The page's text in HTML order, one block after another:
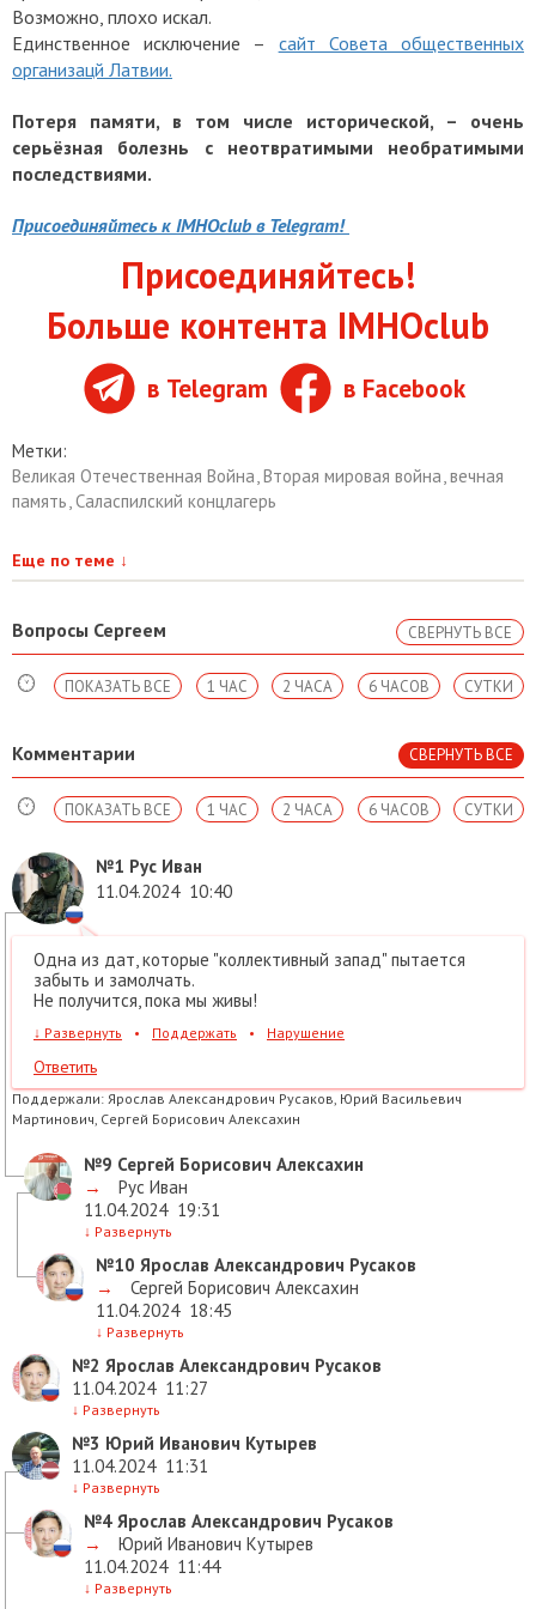
Возможно, плохо искал.
Единственное исключение – сайт Совета общественных
организацй Латвии.
Потеря памяти, в том числе исторической, – очень
серьёзная болезнь с неотвратимыми необратимыми
последствиями.
Присоединяйтесь к IMHOclub в Telegram!
Присоединяйтесь!
Больше контента IMHOclub
в Telegram в Facebook
Метки:
Великая Отечественная Война,Вторая мировая война,вечная
память,Саласпилский концлагерь
Еще по теме ↓
Вопросы Сергеем СВЕРНУТЬ ВСЕ
СУТКИ
6 ЧАСОВ
2 ЧАСА
1 ЧАС
ПОКАЗАТЬ ВСЕ
Комментарии СВЕРНУТЬ ВСЕ
СУТКИ
6 ЧАСОВ
2 ЧАСА
1 ЧАС
ПОКАЗАТЬ ВСЕ
№1 Рус Иван
11.04.2024 10:40
Одна из дат, которые "коллективный запад" пытается
забыть и замолчать.
Не получится, пока мы живы!
↓ Развернуть • Поддержать • Нарушение
Ответить
Поддержали: Ярослав Александрович Русаков, Юрий Васильевич
Мартинович, Сергей Борисович Алексахин
№9 Сергей Борисович Алексахин
→
Рус Иван
11.04.2024 19:31
↓ Развернуть
№10 Ярослав Александрович Русаков
→
Сергей Борисович Алексахин
11.04.2024 18:45
↓ Развернуть
№2 Ярослав Александрович Русаков
11.04.2024 11:27
↓ Развернуть
№3 Юрий Иванович Кутырев
11.04.2024 11:31
↓ Развернуть
№4 Ярослав Александрович Русаков
→
Юрий Иванович Кутырев
11.04.2024 11:44
↓ Развернуть